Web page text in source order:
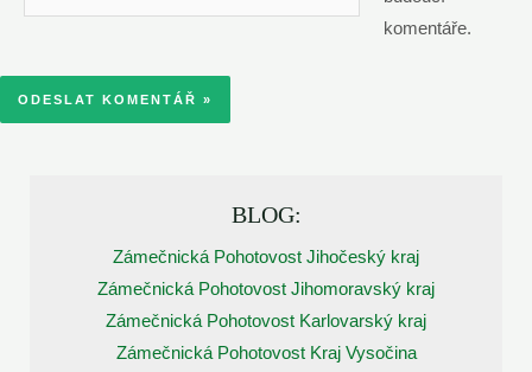
komentáře.
BLOG:
Zámečnická Pohotovost Jihočeský kraj
Zámečnická Pohotovost Jihomoravský kraj
Zámečnická Pohotovost Karlovarský kraj
Zámečnická Pohotovost Kraj Vysočina